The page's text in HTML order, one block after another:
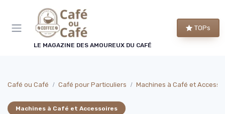
LE MAGAZINE DES AMOUREUX DU CAFÉ
TOPs
Café ou Café Café pour Particuliers Machines à Café et
Machines à Café et Accessoires
Panneau de gestion des cookies